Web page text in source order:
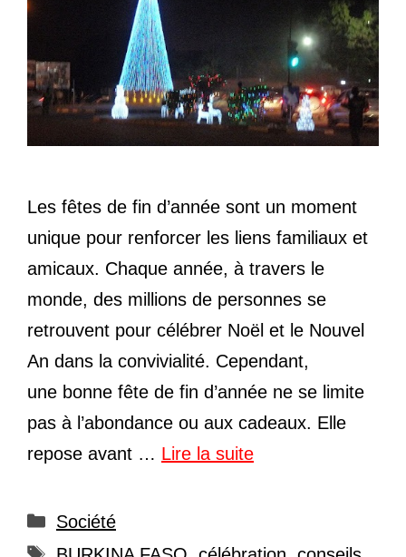
Les fêtes de fin d’année sont un moment
unique pour renforcer les liens familiaux et
amicaux. Chaque année, à travers le
monde, des millions de personnes se
retrouvent pour célébrer Noël et le Nouvel
An dans la convivialité. Cependant,
une bonne fête de fin d’année ne se limite
pas à l’abondance ou aux cadeaux. Elle
repose avant … Lire la suite
Catégories
Société
Étiquettes